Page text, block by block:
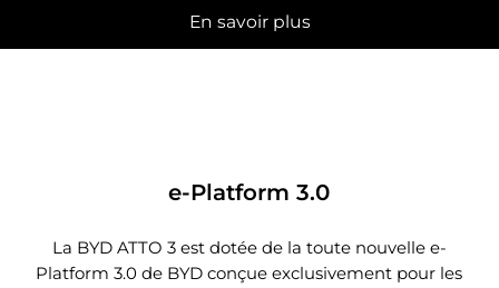
En savoir plus
Le confort à chaque trajet
e-Platform 3.0
La BYD ATTO 3 est dotée de la toute nouvelle e-
Platform 3.0 de BYD conçue exclusivement pour les